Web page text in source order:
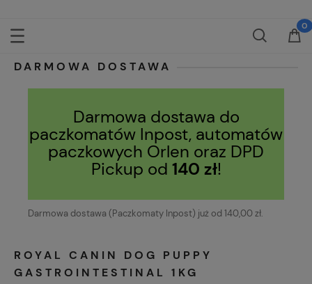
DARMOWA DOSTAWA
Darmowa dostawa do
paczkomatów Inpost, automatów
paczkowych Orlen oraz DPD
Pickup od 140 zł!
Darmowa dostawa (Paczkomaty Inpost) już od 140,00 zł.
ROYAL CANIN DOG PUPPY
GASTROINTESTINAL 1KG